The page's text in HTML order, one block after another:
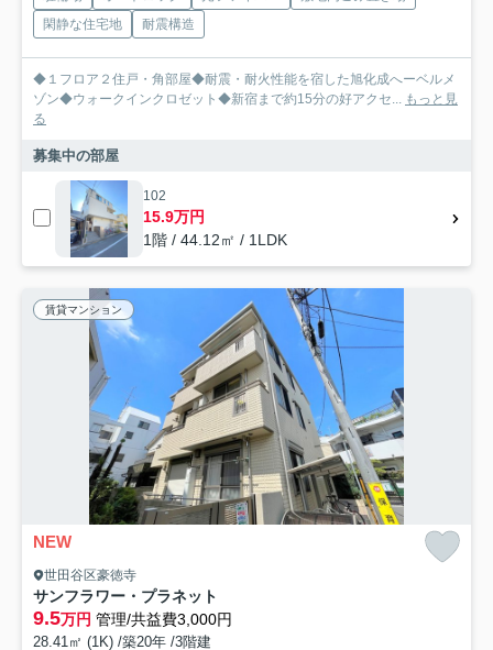
閑静な住宅地
耐震構造
◆１フロア２住戸・角部屋◆耐震・耐火性能を宿した旭化成へーベルメ
ゾン◆ウォークインクロゼット◆新宿まで約15分の好アクセ... もっと見
る
募集中の部屋
102
15.9万円
1階 / 44.12㎡ / 1LDK
賃貸マンション
NEW
世田谷区豪徳寺
サンフラワー・プラネット
9.5万円 管理/共益費3,000円
28.41㎡ (1K) /築20年 /3階建